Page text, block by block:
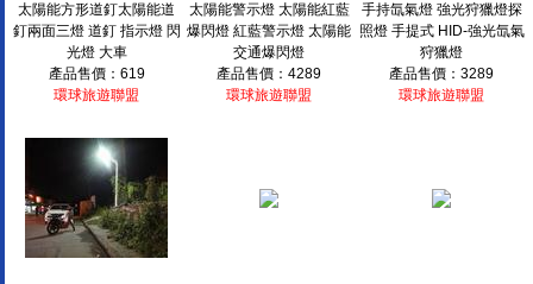
太陽能方形道釘太陽能道
釘兩面三燈 道釘 指示燈 閃
光燈 大車
產品售價：619
環球旅遊聯盟
太陽能警示燈 太陽能紅藍
爆閃燈 紅藍警示燈 太陽能
交通爆閃燈
產品售價：4289
環球旅遊聯盟
手持氙氣燈 強光狩獵燈探
照燈 手提式 HID-強光氙氣
狩獵燈
產品售價：3289
環球旅遊聯盟